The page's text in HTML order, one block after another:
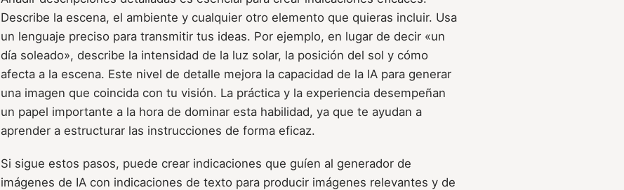
Describe la escena, el ambiente y cualquier otro elemento que quieras incluir. Usa
un lenguaje preciso para transmitir tus ideas. Por ejemplo, en lugar de decir «un
día soleado», describe la intensidad de la luz solar, la posición del sol y cómo
afecta a la escena. Este nivel de detalle mejora la capacidad de la IA para generar
una imagen que coincida con tu visión. La práctica y la experiencia desempeñan
un papel importante a la hora de dominar esta habilidad, ya que te ayudan a
aprender a estructurar las instrucciones de forma eficaz.
Si sigue estos pasos, puede crear indicaciones que guíen al generador de
imágenes de IA con indicaciones de texto para producir imágenes relevantes y de